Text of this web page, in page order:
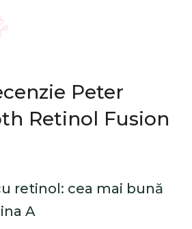
Peter
Retinol Fusion
retinol: cea mai bună
A